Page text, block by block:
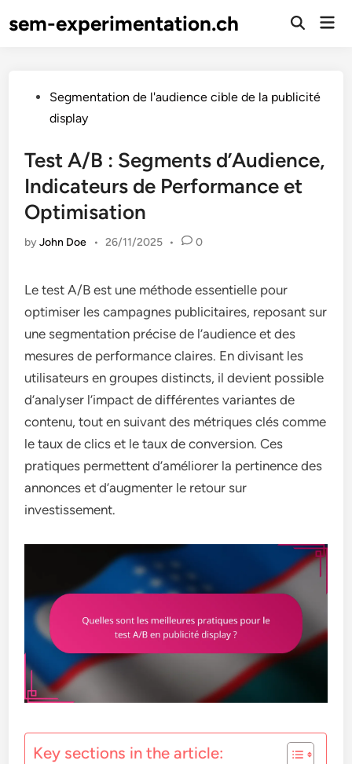
tosem-experimentation.ch
Open
PostedSegmentation de l'audience cible de la publicité
display
Test A/B : Segments d’Audience,
Indicateurs de Performance et
Optimisation
byJohn Doe • 26/11/2025 • 0
Le test A/B est une méthode essentielle pour
optimiser les campagnes publicitaires, reposant sur
une segmentation précise de l’audience et des
mesures de performance claires. En divisant les
utilisateurs en groupes distincts, il devient possible
d’analyser l’impact de différentes variantes de
contenu, tout en suivant des métriques clés comme
le taux de clics et le taux de conversion. Ces
pratiques permettent d’améliorer la pertinence des
annonces et d’augmenter le retour sur
investissement.
Key sections in the article: